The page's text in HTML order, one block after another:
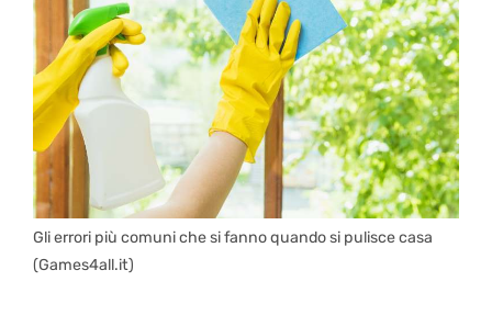
Gli errori più comuni che si fanno quando si pulisce casa
(Games4all.it)